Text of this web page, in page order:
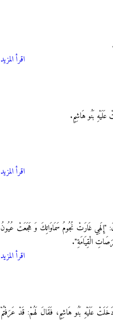
اقرأ المزيد
بَنُو هَاشِمٍ.
اقرأ المزيد
"إِلَهِي غَارَتْ نُجُومُ سَمَاوَاتِكَ وَ هَجَعَتْ عُيُونُ
الْقِيَامَةِ".
اقرأ المزيد
عَلَيْهِ بَنُو هَاشِمٍ، فَقَالَ لَهُمْ: قَدْ عَرَفْتُمْ